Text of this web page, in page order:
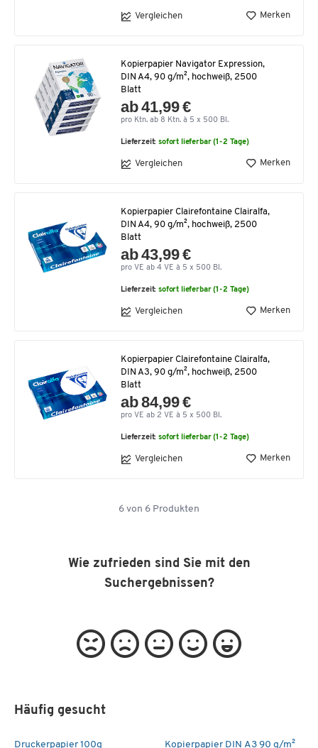
Vergleichen Merken
Kopierpapier Navigator Expression,
DIN A4, 90 g/m², hochweiß, 2500
Blatt
ab 41,99 €
pro Ktn. ab 8 Ktn. à 5 x 500 Bl.
Lieferzeit:sofort lieferbar (1-2 Tage)
Vergleichen Merken
Kopierpapier Clairefontaine Clairalfa,
DIN A4, 90 g/m², hochweiß, 2500
Blatt
ab 43,99 €
pro VE ab 4 VE à 5 x 500 Bl.
Lieferzeit:sofort lieferbar (1-2 Tage)
Vergleichen Merken
Kopierpapier Clairefontaine Clairalfa,
DIN A3, 90 g/m², hochweiß, 2500
Blatt
ab 84,99 €
pro VE ab 2 VE à 5 x 500 Bl.
Lieferzeit:sofort lieferbar (1-2 Tage)
Vergleichen Merken
6 von 6 Produkten
Wie zufrieden sind Sie mit den
Suchergebnissen?
Häufig gesucht
Druckerpapier 100g Kopierpapier DIN A3 90 g/m²